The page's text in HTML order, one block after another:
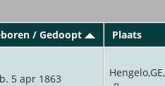
/ Gedoopt
Plaats
5 apr 1863